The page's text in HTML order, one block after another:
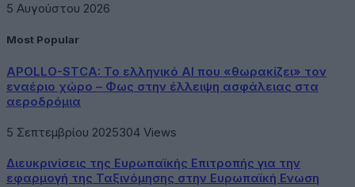
5 Αυγούστου 2026
Most Popular
APOLLO-STCA: Το ελληνικό AI που «θωρακίζει» τον
εναέριο χώρο – Φως στην έλλειψη ασφάλειας στα
αεροδρόμια
5 Σεπτεμβρίου 2025304 Views
Διευκρινίσεις της Ευρωπαϊκής Επιτροπής για την
εφαρμογή της Ταξινόμησης στην Ευρωπαϊκή Ενωση